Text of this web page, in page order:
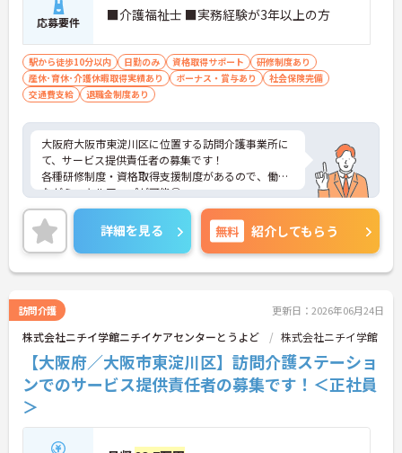
応募要件 ■介護福祉士 ■実務経験が3年以上の方
駅から徒歩10分以内 日勤のみ 資格取得サポート
研修制度あり
産休･育休･介護休暇取得実績あり
ボーナス・賞与あり
社会保険完備
交通費支給
退職金制度あり
大阪府大阪市東淀川区に位置する訪問介護事業所に
て、サービス提供責任者の募集です！
各種研修制度・資格取得支援制度があるので、働き
ながらスキルアップが可能◎
福利厚生も充実しており、長期的に働ける環境が整
っています◎
ご興味ある方には、面接対策ポイントなど、さらに
詳細をお話しいたしますのでお気軽にご相談くださ
い！
詳細を見る 無料 紹介してもらう
訪問介護 更新日：2026年06月24日
株式会社ニチイ学館ニチイケアセンターとうよど 株式会社ニチイ学館
【大阪府／大阪市東淀川区】訪問介護ステーショ
ンでのサービス提供責任者の募集です！＜正社員
＞